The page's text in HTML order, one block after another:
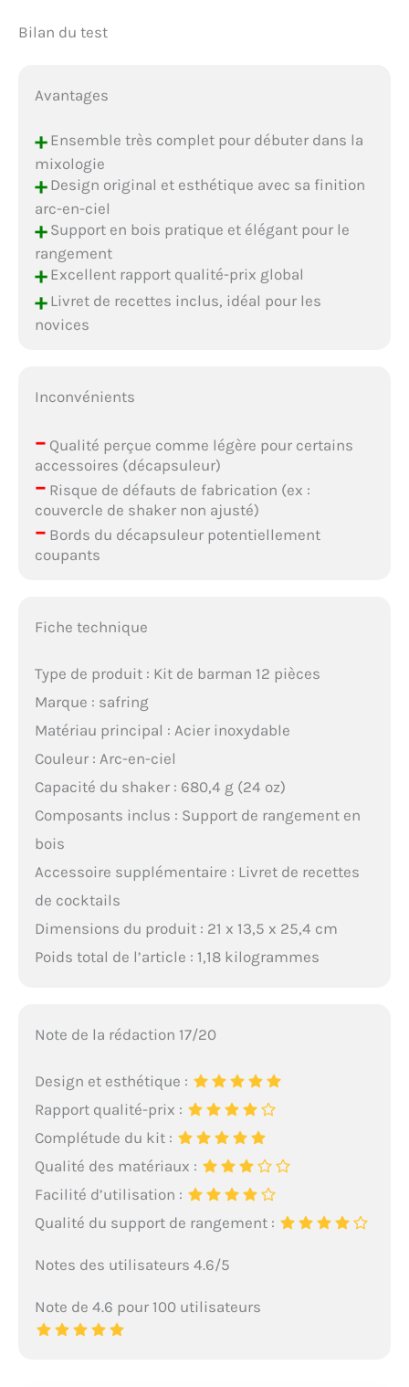
Bilan du test
Avantages
+Ensemble très complet pour débuter dans la
mixologie
+Design original et esthétique avec sa finition
arc-en-ciel
+Support en bois pratique et élégant pour le
rangement
+Excellent rapport qualité-prix global
+Livret de recettes inclus, idéal pour les
novices
Inconvénients
–Qualité perçue comme légère pour certains
accessoires (décapsuleur)
–Risque de défauts de fabrication (ex :
couvercle de shaker non ajusté)
–Bords du décapsuleur potentiellement
coupants
Fiche technique
Type de produit : Kit de barman 12 pièces
Marque : safring
Matériau principal : Acier inoxydable
Couleur : Arc-en-ciel
Capacité du shaker : 680,4 g (24 oz)
Composants inclus : Support de rangement en
bois
Accessoire supplémentaire : Livret de recettes
de cocktails
Dimensions du produit : 21 x 13,5 x 25,4 cm
Poids total de l’article : 1,18 kilogrammes
Note de la rédaction 17/20
Design et esthétique :
Rapport qualité-prix :
Complétude du kit :
Qualité des matériaux :
Facilité d’utilisation :
Qualité du support de rangement :
Notes des utilisateurs 4.6/5
Note de 4.6 pour 100 utilisateurs